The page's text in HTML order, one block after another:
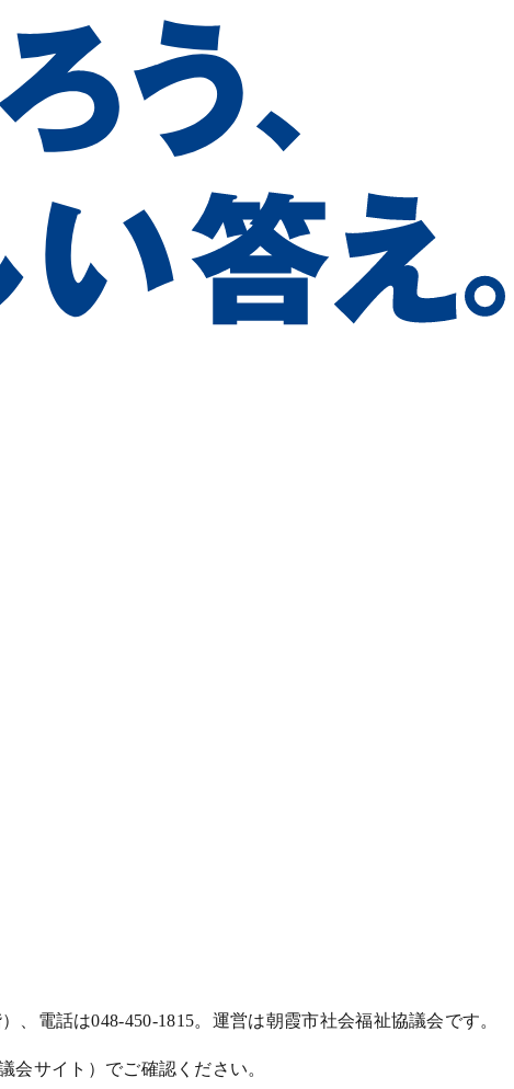
電話は048-450-1815。運営は朝霞市社会福祉協議会です。
サイト）でご確認ください。